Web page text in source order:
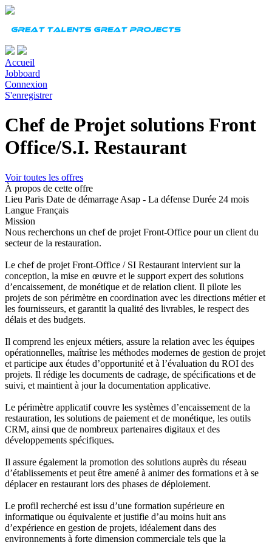
Accueil
Jobboard
Connexion
S'enregistrer
Chef de Projet solutions Front
Office/S.I. Restaurant
Voir toutes les offres
À propos de cette offre
Lieu Paris Date de démarrage Asap - La défense Durée 24 mois
Langue Français
Mission
Nous recherchons un chef de projet Front-Office pour un client du
secteur de la restauration.
Le chef de projet Front-Office / SI Restaurant intervient sur la
conception, la mise en œuvre et le support expert des solutions
d’encaissement, de monétique et de relation client. Il pilote les
projets de son périmètre en coordination avec les directions métier et
les fournisseurs, et garantit la qualité des livrables, le respect des
délais et des budgets.
Il comprend les enjeux métiers, assure la relation avec les équipes
opérationnelles, maîtrise les méthodes modernes de gestion de projet
et participe aux études d’opportunité et à l’évaluation du ROI des
projets. Il rédige les documents de cadrage, de spécifications et de
suivi, et maintient à jour la documentation applicative.
Le périmètre applicatif couvre les systèmes d’encaissement de la
restauration, les solutions de paiement et de monétique, les outils
CRM, ainsi que de nombreux partenaires digitaux et des
développements spécifiques.
Il assure également la promotion des solutions auprès du réseau
d’établissements et peut être amené à animer des formations et à se
déplacer en restaurant lors des phases de déploiement.
Le profil recherché est issu d’une formation supérieure en
informatique ou équivalente et justifie d’au moins huit ans
d’expérience en gestion de projets, idéalement dans des
environnements à forte dimension commerciale tels que la